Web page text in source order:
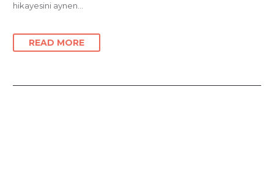
hikayesini aynen…
READ MORE